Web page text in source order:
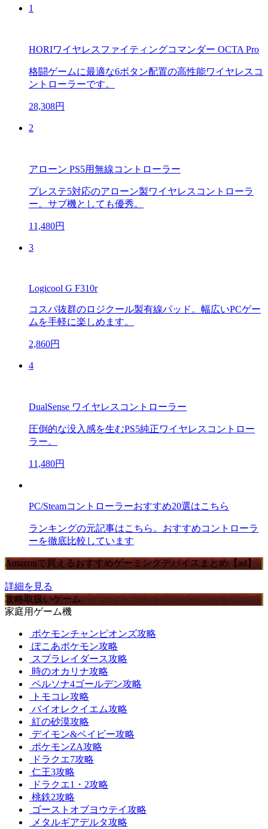
1
HORIワイヤレスファイティングコマンダー OCTA Pro
格闘ゲームに最適な6ボタン配置の高性能ワイヤレスコ
ントローラーです。
28,308円
2
アローン PS5用無線コントローラー
プレステ5対応のアローン製ワイヤレスコントローラ
ー。サブ機としても優秀。
11,480円
3
Logicool G F310r
コスパ抜群のロジクール製有線パッド。幅広いPCゲー
ムを手軽に楽しめます。
2,860円
4
DualSense ワイヤレスコントローラー
圧倒的な没入感を生むPS5純正ワイヤレスコントロー
ラー。
11,480円
PC/Steamコントローラーおすすめ20選はこちら
ランキングの元記事はこちら。おすすめコントローラ
ーを徹底比較しています
Amazonで買えるおすすめゲーミングデバイスまとめ【ad】
詳細を見る
攻略取扱いゲーム
家庭用ゲーム機
ポケモンチャンピオンズ攻略
ぽこあポケモン攻略
スプラレイダース攻略
時のオカリナ攻略
ペルソナ4ゴールデン攻略
トモコレ攻略
バイオレクイエム攻略
紅の砂漠攻略
デイモン&ベイビー攻略
ポケモンZA攻略
ドラクエ7攻略
仁王3攻略
ドラクエ1・2攻略
桃鉄2攻略
ゴーストオブヨウテイ攻略
メタルギアデルタ攻略